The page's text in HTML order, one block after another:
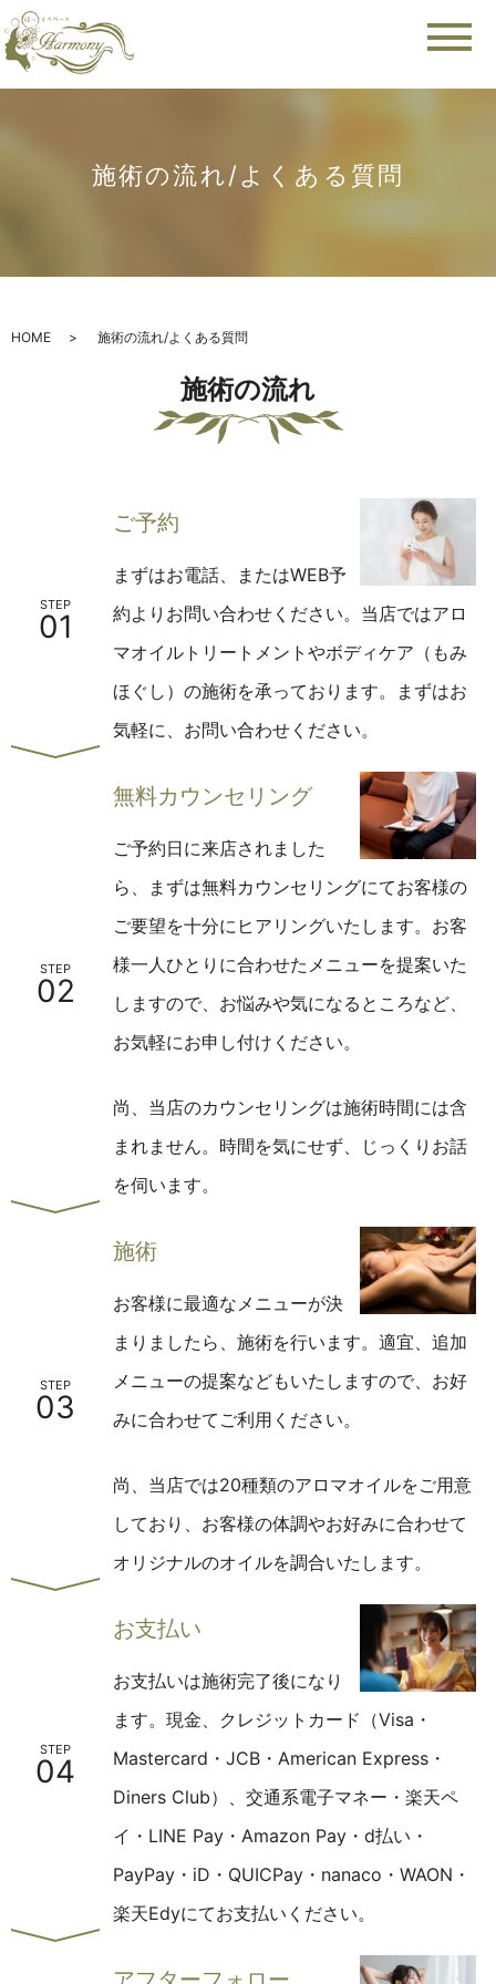
メ
施術の流れ/よくある質問
HOME 施術の流れ/よくある質問
施術の流れ
STEP
01
ご予約
まずはお電話、またはWEB予
約よりお問い合わせください。 当店ではアロ
マオイルトリートメントやボディケア（もみ
ほぐし）の施術を承っております。
まずはお
気軽に、お問い合わせください。
STEP
02
無料カウンセリング
ご予約日に来店されました
ら、まずは無料カウンセリングにてお客様の
ご要望を十分にヒアリングいたします。 お客
様一人ひとりに合わせたメニューを提案いた
しますので、お悩みや気になるところなど、
お気軽にお申し付けください。
尚、当店のカウンセリングは施術時間には含
まれません。時間を気にせず、じっくりお話
を伺います。
STEP
03
施術
お客様に最適なメニューが決
まりましたら、施術を行います。 適宜、追加
メニューの提案などもいたしますので、お好
みに合わせてご利用ください。
尚、当店では20種類のアロマオイルをご用意
しており、お客様の体調やお好みに合わせて
オリジナルのオイルを調合いたします。
STEP
04
お支払い
お支払いは施術完了後になり
ます。 現金、クレジットカード（Visa・
Mastercard・JCB・American Express・
Diners Club）、交通系電子マネー・楽天ペ
イ・LINE Pay・Amazon Pay・d払い・
PayPay・iD・QUICPay・nanaco・WAON・
楽天Edyにてお支払いください。